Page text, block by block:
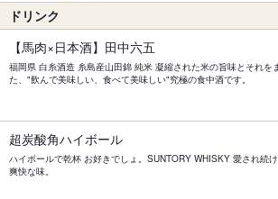
ドリンク
【馬肉×日本酒】田中六五
福岡県 白糸酒造 糸島産山田錦 純米 凝縮された米の旨味とそれを
た、"飲んで美味しい、食べて美味しい"究極の食中酒です。
超炭酸角ハイボール
ハイボールで乾杯 お好きでしょ。SUNTORY WHISKY 愛され続け
爽快な味。